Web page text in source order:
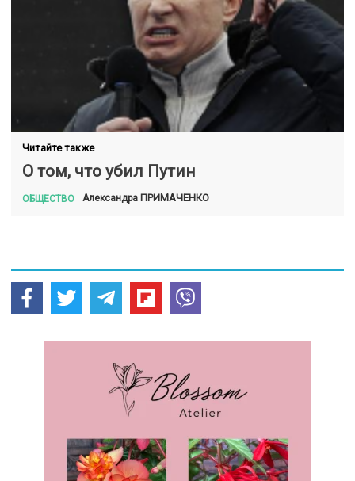
Читайте также
О том, что убил Путин
ОБЩЕСТВО Александра ПРИМАЧЕНКО